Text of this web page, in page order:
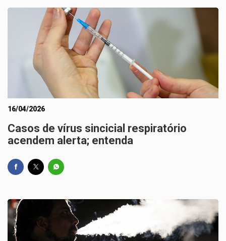
16/04/2026
Casos de vírus sincicial respiratório
acendem alerta; entenda